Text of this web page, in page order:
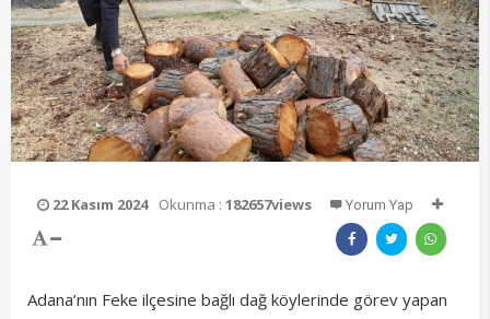
22 Kasım 2024 Okunma :182657views Yorum Yap
Adana’nın Feke ilçesine bağlı dağ köylerinde görev yapan